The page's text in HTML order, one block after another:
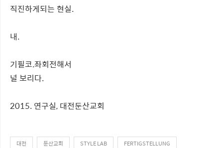
직진하게되는 현실.
내.
기필코.좌회전해서
널 보리다.
2015. 연구실, 대전둔산교회
대전 둔산교회 STYLE LAB FERTIGSTELLUNG